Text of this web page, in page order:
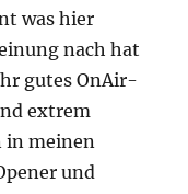
was hier
nach hat
gutes OnAir-
extrem
in meinen
und